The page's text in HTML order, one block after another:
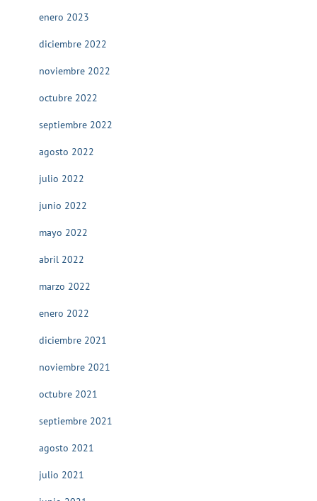
enero 2023
diciembre 2022
noviembre 2022
octubre 2022
septiembre 2022
agosto 2022
julio 2022
junio 2022
mayo 2022
abril 2022
marzo 2022
enero 2022
diciembre 2021
noviembre 2021
octubre 2021
septiembre 2021
agosto 2021
julio 2021